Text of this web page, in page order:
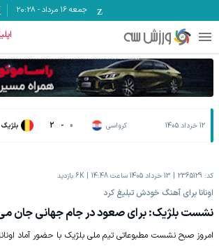
جمعه ۱۶ مرداد -
20:28
12 خرداد 1405 کرواسی 0
-
2 بلژیک
کد: 2365129 13 خرداد 1405 ساعت 14:48 6K بازدید
‫اونانا برای آهنگ خودش تبلیغ کرد
نشست بلژیک: برای صعود در جام جهانی جان
‫امروز صبح نشست مطبوعاتی تیم ملی بلژیک با حضور آماد